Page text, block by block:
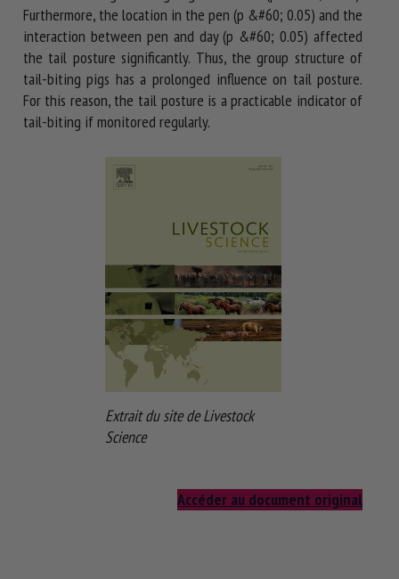
Furthermore, the location in the pen (p &#60; 0.05) and the
interaction between pen and day (p &#60; 0.05) affected
the tail posture significantly. Thus, the group structure of
tail-biting pigs has a prolonged influence on tail posture.
For this reason, the tail posture is a practicable indicator of
tail-biting if monitored regularly.
Extrait du site de Livestock
Science
Accéder au document original